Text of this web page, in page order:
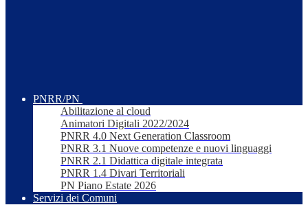
PNRR/PN
Abilitazione al cloud
Animatori Digitali 2022/2024
PNRR 4.0 Next Generation Classroom
PNRR 3.1 Nuove competenze e nuovi linguaggi
PNRR 2.1 Didattica digitale integrata
PNRR 1.4 Divari Territoriali
PN Piano Estate 2026
Servizi dei Comuni